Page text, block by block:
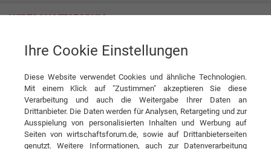
Interviews der Bauer Maschinen
und Technologie GmbH & Co. KG
Ihre Cookie Einstellungen
Diese Website verwendet Cookies und ähnliche Technologien.
Mit einem Klick auf "Zustimmen" akzeptieren Sie diese
Verarbeitung und auch die Weitergabe Ihrer Daten an
Drittanbieter. Die Daten werden für Analysen, Retargeting und zur
Ausspielung von personalisierten Inhalten und Werbung auf
Seiten von wirtschaftsforum.de, sowie auf Drittanbieterseiten
genutzt. Weitere Informationen, auch zur Datenverarbeitung